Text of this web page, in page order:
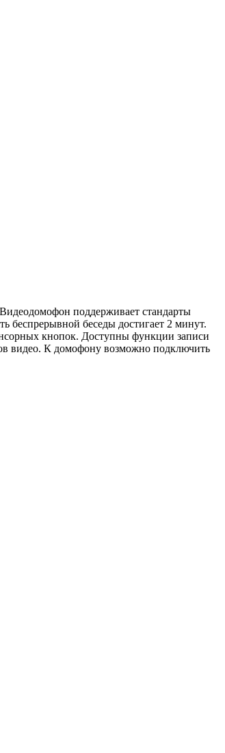
поддерживает стандарты
беспрерывной беседы достигает 2 минут.
кнопок. Доступны функции записи
видео. К домофону возможно подключить